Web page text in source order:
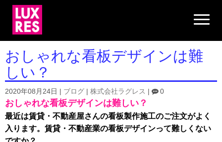
N
a
i
a
o
おしゃれな看板デザインは難
しい？
2020年08月24日 ブログ 株式会社ラグレス 0
おしゃれな看板デザインは難しい？
最近は賃貸・不動産屋さんの看板製作施工のご注文がよく
入ります。 賃貸・不動産業の看板デザインって難しくない